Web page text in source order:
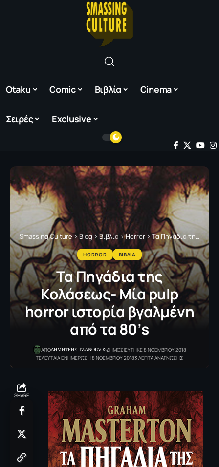
Otaku Comic Βιβλία Cinema
Σειρές Exclusive
Smassing Culture >Blog > Βιβλία >Horror >Τα Πηγάδια της Κολάσεως- Μία pulp horror ιστορία βγαλμένη από τα 80’s
HORROR ΒΙΒΛΙΑ
Τα Πηγάδια της
Κολάσεως- Μία pulp
horror ιστορία βγαλμένη
από τα 80’s
ΑΠΟΔΗΜΗΤΡΗΣ ΤΖΑΝΟΓΛΟΣΔΗΜΟΣΙΕΥΤΗΚΕ 8 ΝΟΕΜΒΡΙΟΥ 2018
ΤΕΛΕΥΤΑΙΑ ΕΝΗΜΕΡΩΣΗ 8 ΝΟΕΜΒΡΙΟΥ 20183 ΛΕΠΤΑ ΑΝΑΓΝΩΣΗΣ
SHARE